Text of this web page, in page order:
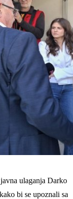
ulaganja Darko
bi se upoznali sa